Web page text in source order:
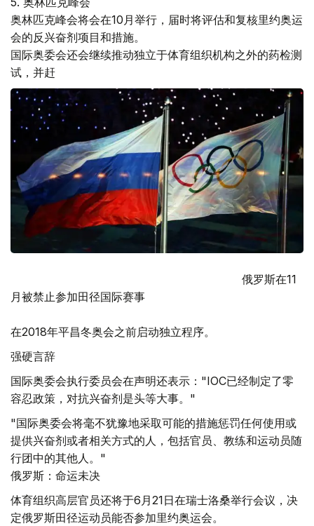
奥林匹克峰会将会在10月举行，届时将评估和复核里约奥运
会的反兴奋剂项目和措施。
国际奥委会还会继续推动独立于体育组织机构之外的药检测
试，并赶
俄罗斯在11
月被禁止参加田径国际赛事
在2018年平昌冬奥会之前启动独立程序。
强硬言辞
国际奥委会执行委员会在声明还表示："IOC已经制定了零
容忍政策，对抗兴奋剂是头等大事。"
"国际奥委会将毫不犹豫地采取可能的措施惩罚任何使用或
提供兴奋剂或者相关方式的人，包括官员、教练和运动员随
行团中的其他人。"
俄罗斯：命运未决
体育组织高层官员还将于6月21日在瑞士洛桑举行会议，决
定俄罗斯田径运动员能否参加里约奥运会。